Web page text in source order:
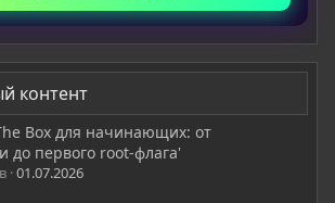
контент
Box для начинающих: от
до первого root-флага'
01.07.2026